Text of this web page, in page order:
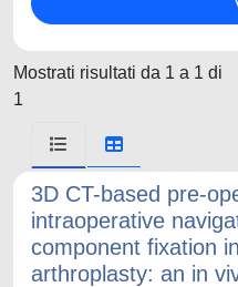
Mostrati risultati da 1 a 1 di
1
3D CT-based pre-
intraoperative
component fixation
arthroplasty: an in